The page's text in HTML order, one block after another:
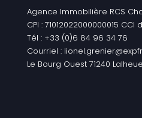
Agence Immobilière RCS
CPI : 71012022000000015
Tél : +33 (0)6 84 96 34 76
Courriel :
Le Bourg Ouest 71240 Lalheue